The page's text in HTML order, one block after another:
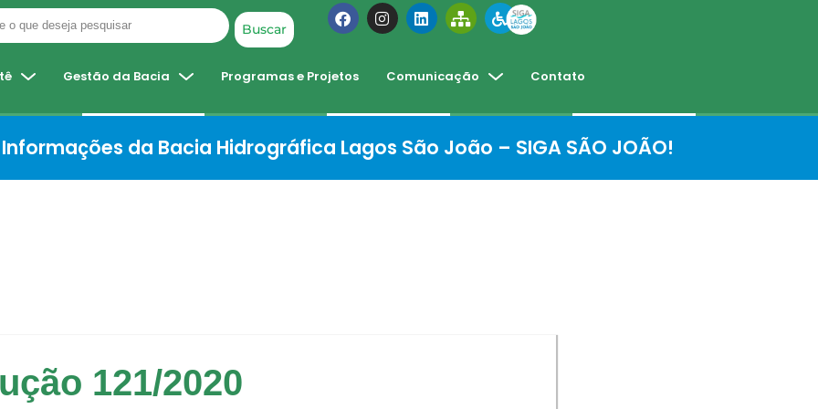
Buscar
Gestão da Bacia Programas e Projetos Comunicação Contato
da Bacia Hidrográfica Lagos São João – SIGA SÃO JOÃO!
121/2020